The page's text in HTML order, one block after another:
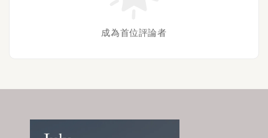
成為首位評論者